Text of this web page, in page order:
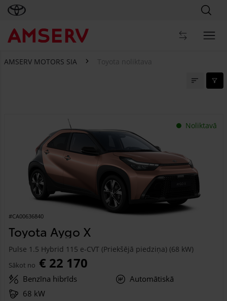
AMSERV MOTORS SIA Toyota noliktava
Noliktavā
#CA00636840
Toyota Aygo X
Pulse 1.5 Hybrid 115 e-CVT (Priekšējā piedziņa) (68 kW)
Sākot no € 22 170
Benzīna hibrīds
Automātiskā
68 kW